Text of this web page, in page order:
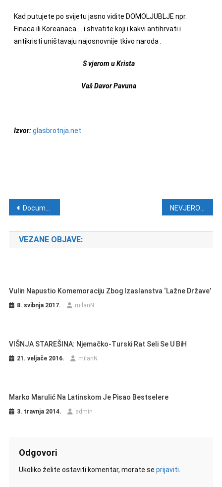
Kad putujete po svijetu jasno vidite DOMOLJUBLJE npr.
Finaca ili Koreanaca … i shvatite koji i kakvi antihrvati i
antikristi uništavaju najosnovnije tkivo naroda .
S vjerom u Krista
Vaš Davor Pavuna
Izvor:glasbrotnja.net
Navigacija objava
Documenta 2013. od donacija dobila više od 5 milijuna kuna
VEZANE OBJAVE:
Vulin Napustio Komemoraciju Zbog Izaslanstva ‘lažne Države’
8. svibnja 2017. milanN
VIŠNJA STAREŠINA: Njemačko-Turski Rat Seli Se U BiH
21. veljače 2016. milanN
Marko Marulić Na Latinskom Je Pisao Bestselere
3. travnja 2014. admin
Odgovori
Ukoliko želite ostaviti komentar, morate se prijaviti